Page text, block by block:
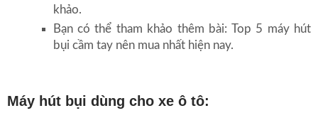
khảo.
Bạn có thể tham khảo thêm bài: Top 5 máy hút
bụi cầm tay nên mua nhất hiện nay.
Máy hút bụi dùng cho xe ô tô: